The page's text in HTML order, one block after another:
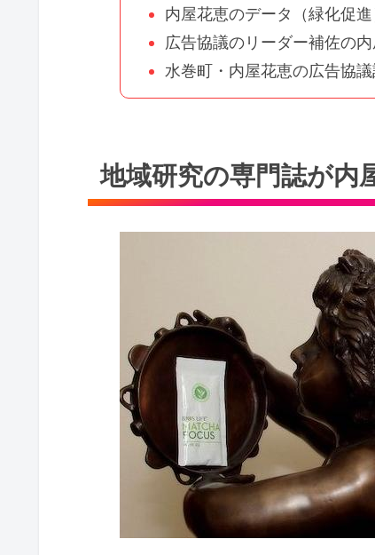
内屋花恵のデータ（緑化促
広告協議のリーダー補佐の
水巻町・内屋花恵の広告協
地域研究の専門誌が内